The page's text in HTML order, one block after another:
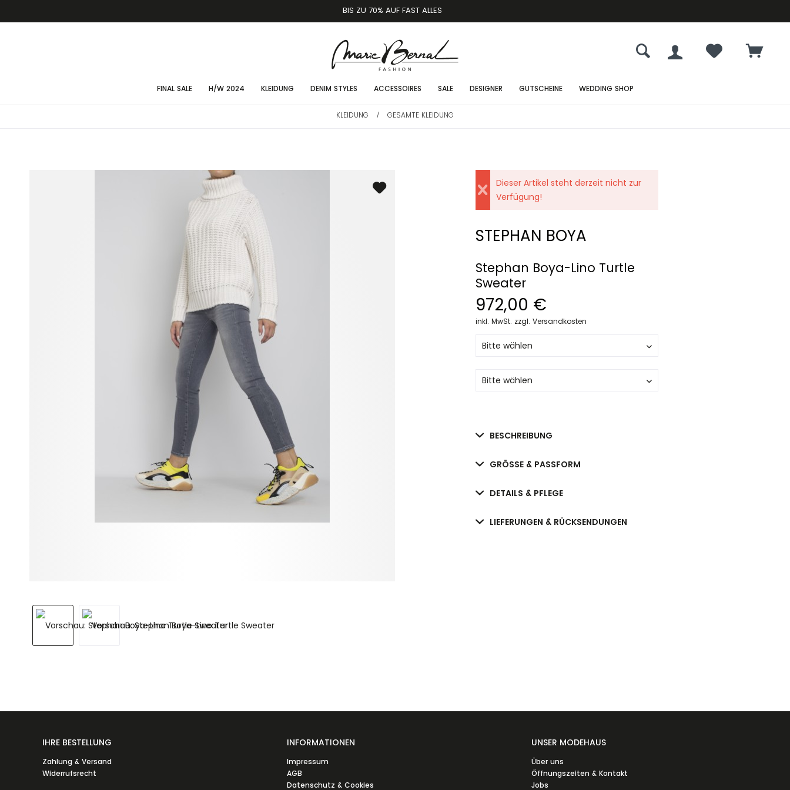
BIS ZU 70% AUF FAST ALLES
FINAL SALE H/W 2024 KLEIDUNG DENIM STYLES ACCESSOIRES SALE DESIGNER GUTSCHEINE WEDDING SHOP
KLEIDUNG / GESAMTE KLEIDUNG
Dieser Artikel steht derzeit nicht zur
Verfügung!
STEPHAN BOYA
Stephan Boya-Lino Turtle
Sweater
972,00 €
inkl. MwSt. zzgl. Versandkosten
BESCHREIBUNG
GRÖSSE & PASSFORM
DETAILS & PFLEGE
LIEFERUNGEN & RÜCKSENDUNGEN
IHRE BESTELLUNG
Zahlung & Versand
Widerrufsrecht
INFORMATIONEN
Impressum
AGB
Datenschutz & Cookies
UNSER MODEHAUS
Über uns
Öffnungszeiten & Kontakt
Jobs